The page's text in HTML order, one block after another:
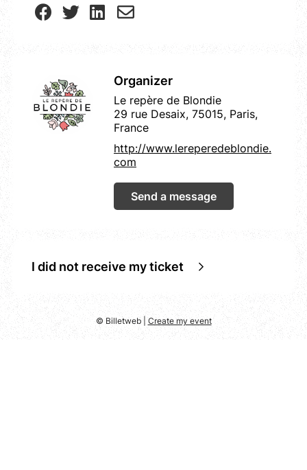
Organizer
Le repère de Blondie
29 rue Desaix, 75015, Paris,
France
http://www.lereperedeblondie.
com
Send a message
I did not receive my ticket
© Billetweb | Create my event